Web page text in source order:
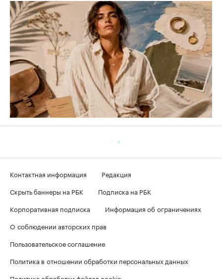
Контактная информация
Редакция
Скрыть баннеры на РБК
Подписка на РБК
Корпоративная подписка
Информация об ограничениях
О соблюдении авторских прав
Пользовательское соглашение
Политика в отношении обработки персональных данных